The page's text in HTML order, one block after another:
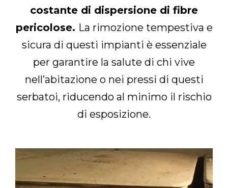
costante di dispersione di fibre
pericolose. La rimozione tempestiva e
sicura di questi impianti è essenziale
per garantire la salute di chi vive
nell’abitazione o nei pressi di questi
serbatoi, riducendo al minimo il rischio
di esposizione.